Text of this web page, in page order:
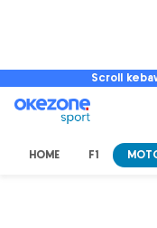
Scroll
HOME F1